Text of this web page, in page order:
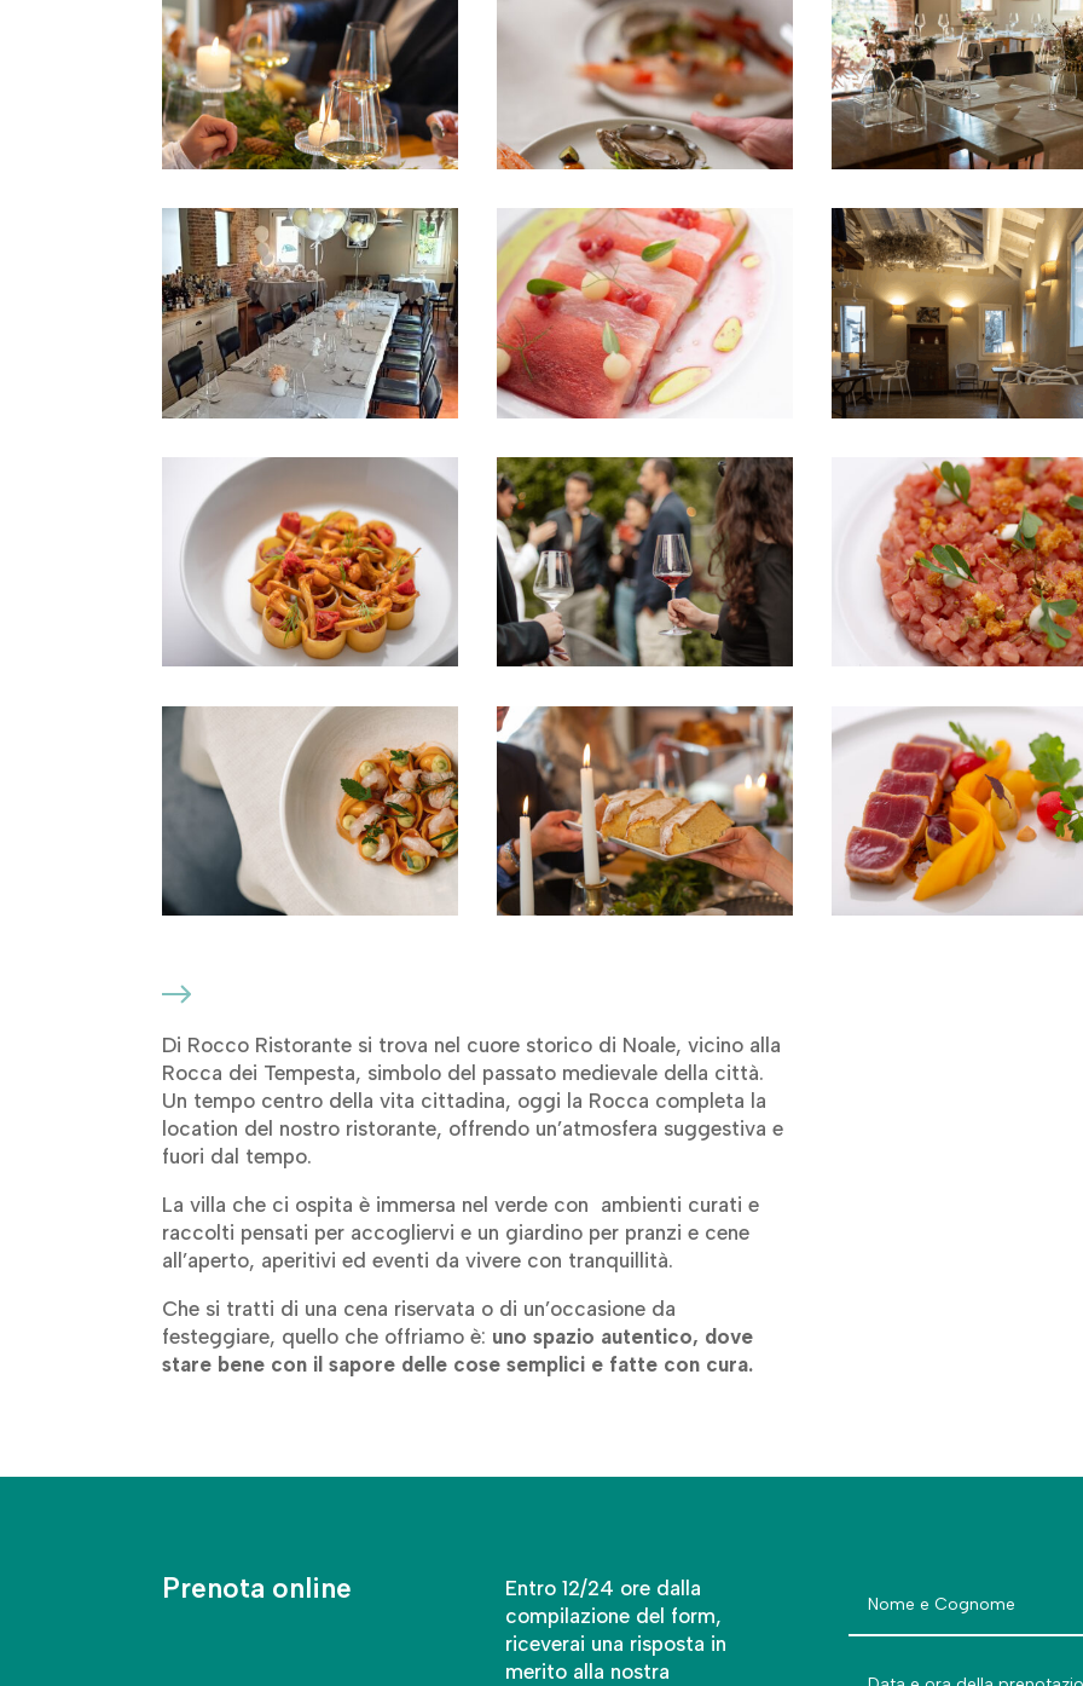
Di Rocco Ristorante si trova nel cuore storico di Noale, vicino alla
Rocca dei Tempesta, simbolo del passato medievale della città.
Un tempo centro della vita cittadina, oggi la Rocca completa la
location del nostro ristorante, offrendo un’atmosfera suggestiva e
fuori dal tempo.
La villa che ci ospita è immersa nel verde con ambienti curati e
raccolti pensati per accogliervi e un giardino per pranzi e cene
all’aperto, aperitivi ed eventi da vivere con tranquillità.
Che si tratti di una cena riservata o di un’occasione da
festeggiare, quello che offriamo è: uno spazio autentico, dove
stare bene con il sapore delle cose semplici e fatte con cura.
Prenota online
Entro 12/24 ore dalla
compilazione del form,
riceverai una risposta in
merito alla nostra